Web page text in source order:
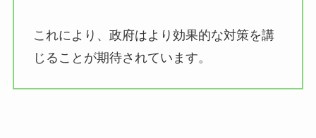
これにより、政府はより効果的な対策を講
じることが期待されています。